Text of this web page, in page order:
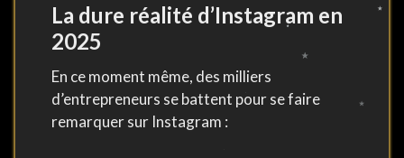
La dure réalité d’Instagram en
2025
En ce moment même, des milliers
d’entrepreneurs se battent pour se faire
remarquer sur Instagram :